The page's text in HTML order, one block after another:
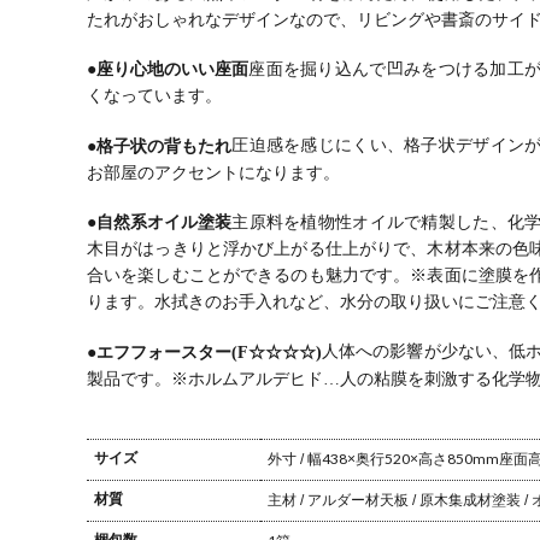
しゃれ ナチュ
ニング ウィド
ゥスタイル
しゃれ ナチュ
ニング ウィド
ゥスタイル
しゃれ ナチュ
ゥスタイル
しゃ
ゥス
たれがおしゃれなデザインなので、リビングや書斎のサイ
●座り心地のいい座面座面を掘り込んで凹みをつける加工
くなっています。
●格子状の背もたれ圧迫感を感じにくい、格子状デザイン
お部屋のアクセントになります。
●自然系オイル塗装主原料を植物性オイルで精製した、化
木目がはっきりと浮かび上がる仕上がりで、木材本来の色
合いを楽しむことができるのも魅力です。
※表面に塗膜を
ります。水拭きのお手入れなど、水分の取り扱いにご注意
●エフフォースター(F☆☆☆☆) 人体への影響が少ない、
製品です。
※ホルムアルデヒド…人の粘膜を刺激する化学
サイズ 外寸 / 幅438×奥行520×高さ850mm座面
材質 主材 / アルダー材天板 / 原木集成材塗装 /